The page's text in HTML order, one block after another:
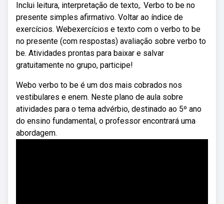
Inclui leitura, interpretação de texto,. Verbo to be no
presente simples afirmativo. Voltar ao índice de
exercícios. Webexercícios e texto com o verbo to be
no presente (com respostas) avaliação sobre verbo to
be. Atividades prontas para baixar e salvar
gratuitamente no grupo, participe!
Webo verbo to be é um dos mais cobrados nos
vestibulares e enem. Neste plano de aula sobre
atividades para o tema advérbio, destinado ao 5º ano
do ensino fundamental, o professor encontrará uma
abordagem.